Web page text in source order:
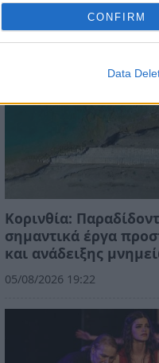
CONFIRM
Data
Κορινθία:
σημαντικά έργα
και ανάδειξης
05/08/2026 19:22